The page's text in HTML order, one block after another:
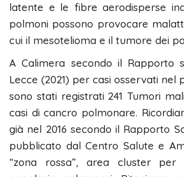
latente e le fibre aerodisperse
polmoni possono provocare
cui il mesotelioma e il tumore dei
A Calimera secondo il Rapporto
Lecce (2021) per casi osservati nel
sono stati registrati 241 Tumori
casi di cancro polmonare.
già nel 2016 secondo il Rapporto
pubblicato dal Centro Salute e
“zona rossa”, area cluster per